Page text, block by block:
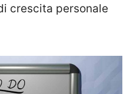
crescita personale